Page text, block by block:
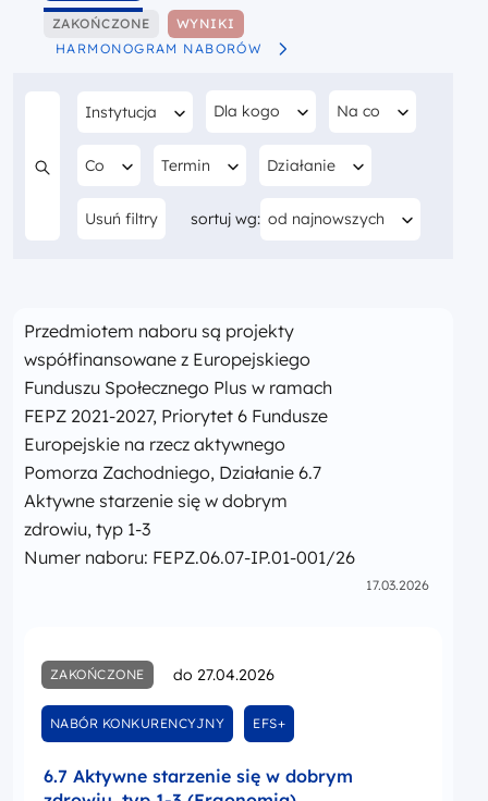
Pokaż
ZAKOŃCZONE Pokaż
WYNIKI
HARMONOGRAM NABORÓW
Filtruj według
Instytucja Filtruj według
Dla kogo Filtruj według
Na co
Filtruj według
Co Filtruj według
Termin Filtruj według
Działanie
Usuń filtry sortuj wg: Aktualnie sortujesz według
od najnowszych
Przedmiotem naboru są projekty
współfinansowane z Europejskiego
Funduszu Społecznego Plus w ramach
FEPZ 2021-2027, Priorytet 6 Fundusze
Europejskie na rzecz aktywnego
Pomorza Zachodniego, Działanie 6.7
Aktywne starzenie się w dobrym
zdrowiu, typ 1-3
Numer naboru: FEPZ.06.07-IP.01-001/26
17.03.2026
ZAKOŃCZONE do 27.04.2026
NABÓR KONKURENCYJNY EFS+
6.7 Aktywne starzenie się w dobrym